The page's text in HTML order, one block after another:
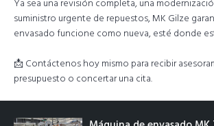
Ya sea una revisión completa, una
suministro urgente de repuestos, MK Gilze
envasado funcione como nueva, esté donde
📩 Contáctenos hoy mismo para recibir
presupuesto o concertar una cita.